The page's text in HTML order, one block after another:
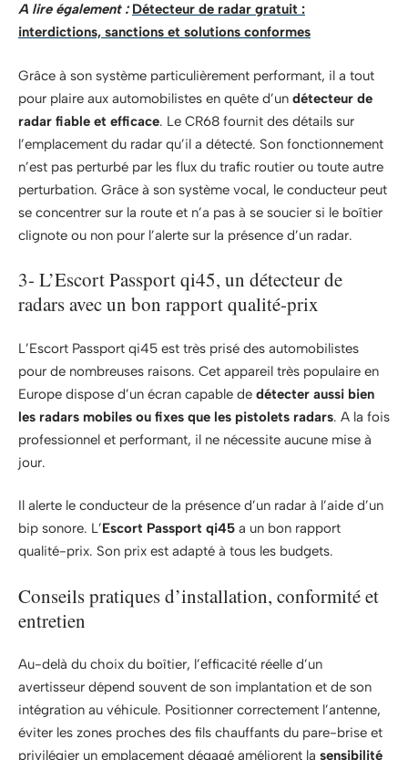
A lire également : Détecteur de radar gratuit :
interdictions, sanctions et solutions conformes
Grâce à son système particulièrement performant, il a tout
pour plaire aux automobilistes en quête d’un détecteur de
radar fiable et efficace. Le CR68 fournit des détails sur
l’emplacement du radar qu’il a détecté. Son fonctionnement
n’est pas perturbé par les flux du trafic routier ou toute autre
perturbation. Grâce à son système vocal, le conducteur peut
se concentrer sur la route et n’a pas à se soucier si le boîtier
clignote ou non pour l’alerte sur la présence d’un radar.
3- L’Escort Passport qi45, un détecteur de
radars avec un bon rapport qualité-prix
L’Escort Passport qi45 est très prisé des automobilistes
pour de nombreuses raisons. Cet appareil très populaire en
Europe dispose d’un écran capable de détecter aussi bien
les radars mobiles ou fixes que les pistolets radars. A la fois
professionnel et performant, il ne nécessite aucune mise à
jour.
Il alerte le conducteur de la présence d’un radar à l’aide d’un
bip sonore. L’Escort Passport qi45 a un bon rapport
qualité-prix. Son prix est adapté à tous les budgets.
Conseils pratiques d’installation, conformité et
entretien
Au-delà du choix du boîtier, l’efficacité réelle d’un
avertisseur dépend souvent de son implantation et de son
intégration au véhicule. Positionner correctement l’antenne,
éviter les zones proches des fils chauffants du pare-brise et
privilégier un emplacement dégagé améliorent la sensibilité